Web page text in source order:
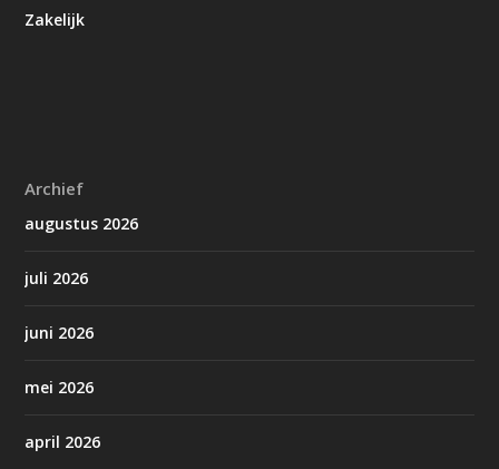
Zakelijk
Archief
augustus 2026
juli 2026
juni 2026
mei 2026
april 2026